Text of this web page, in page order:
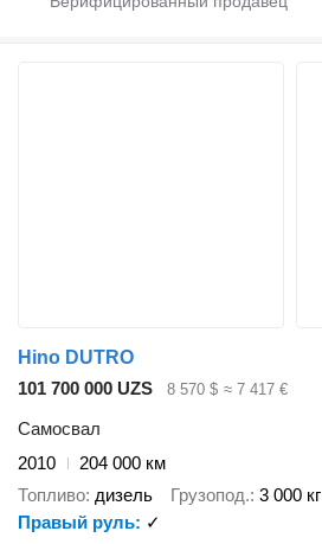
Hino DUTRO
101 700 000 UZS
8 570 $ ≈ 7 417 €
Самосвал
2010
204 000 км
Топливо дизель Грузопод. 3 000 кг
Правый руль
✓